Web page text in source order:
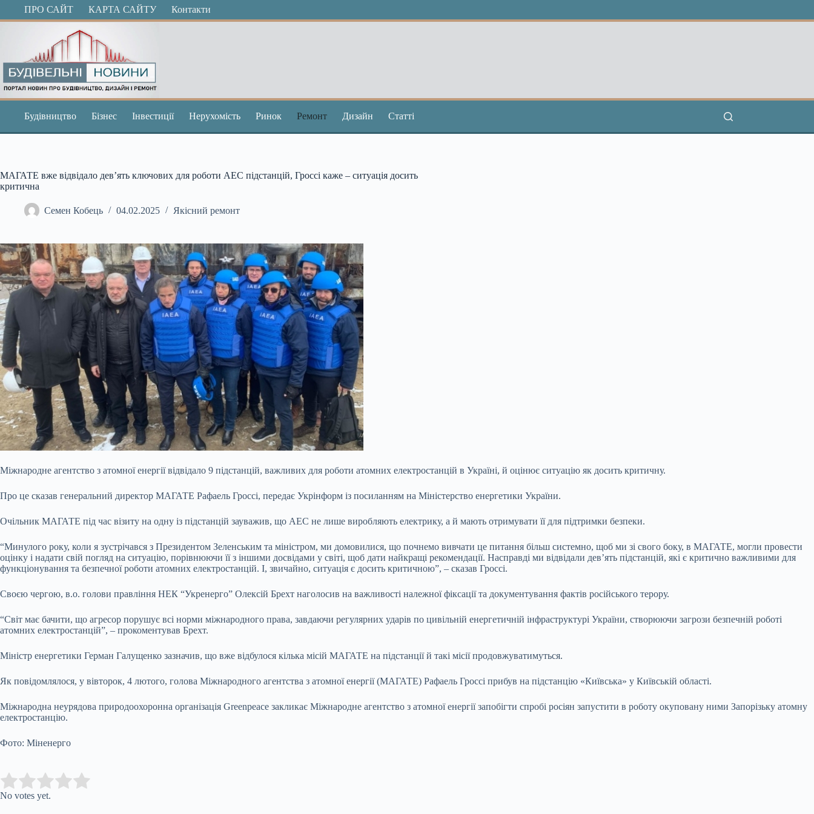
ПерейтиПРО САЙТ КАРТА САЙТУ Контакти
Будівництво Бізнес Інвестиції Нерухомість Ринок Ремонт Дизайн Статті
МАГАТЕ вже відвідало дев’ять ключових для роботи АЕС підстанцій, Гроссі каже – ситуація досить
критична
Семен Кобець 04.02.2025 Якісний ремонт
Міжнародне агентство з атомної енергії відвідало 9 підстанцій, важливих для роботи атомних електростанцій в Україні, й оцінює ситуацію як досить критичну.
Про це сказав генеральний директор МАГАТЕ Рафаель Гроссі, передає Укрінформ із посиланням на Міністерство енергетики України.
Очільник МАГАТЕ під час візиту на одну із підстанцій зауважив, що АЕС не лише виробляють електрику, а й мають отримувати її для підтримки безпеки.
“Минулого року, коли я зустрічався з Президентом Зеленським та міністром, ми домовилися, що почнемо вивчати це питання більш системно, щоб ми зі свого боку, в МАГАТЕ, могли провести
оцінку і надати свій погляд на ситуацію, порівнюючи її з іншими досвідами у світі, щоб дати найкращі рекомендації. Насправді ми відвідали дев’ять підстанцій, які є критично важливими для
функціонування та безпечної роботи атомних електростанцій. І, звичайно, ситуація є досить критичною”, – сказав Гроссі.
Своєю чергою, в.о. голови правління НЕК “Укренерго” Олексій Брехт наголосив на важливості належної фіксації та документування фактів російського терору.
“Світ має бачити, що агресор порушує всі норми міжнародного права, завдаючи регулярних ударів по цивільній енергетичній інфраструктурі України, створюючи загрози безпечній роботі
атомних електростанцій”, – прокоментував Брехт.
Міністр енергетики Герман Галущенко зазначив, що вже відбулося кілька місій МАГАТЕ на підстанції й такі місії продовжуватимуться.
Як повідомлялося, у вівторок, 4 лютого, голова Міжнародного агентства з атомної енергії (МАГАТЕ) Рафаель Гроссі прибув на підстанцію «Київська» у Київській області.
Міжнародна неурядова природоохоронна організація Greenpeace закликає Міжнародне агентство з атомної енергії запобігти спробі росіян запустити в роботу окуповану ними Запорізьку атомну
електростанцію.
Фото: Міненерго
Rate this item:
No votes yet.